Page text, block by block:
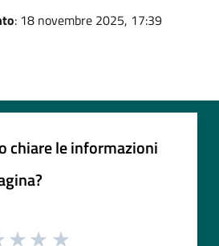
: 18 novembre 2025, 17:39
chiare le informazioni